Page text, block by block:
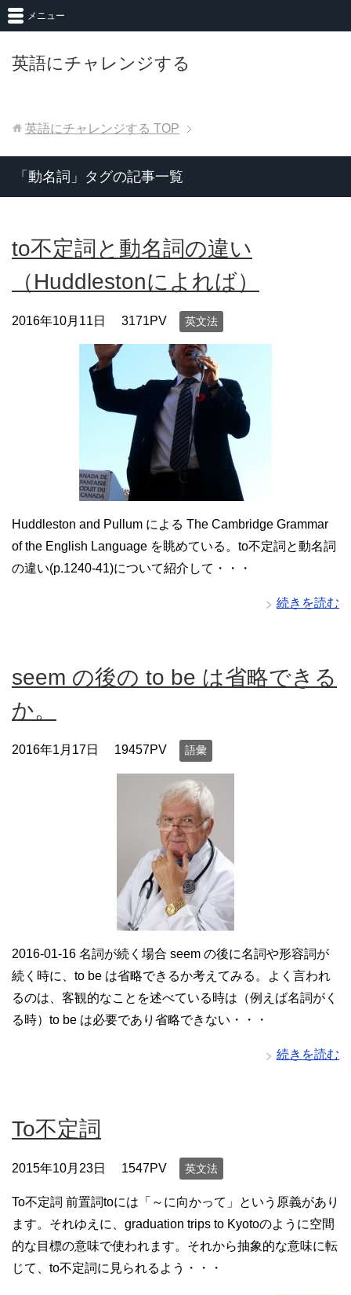
英語にチャレンジする
メニュー
英語にチャレンジする TOP
「動名詞」タグの記事一覧
to不定詞と動名詞の違い
（Huddlestonによれば）
2016年10月11日 3171PV 英文法
Huddleston and Pullum による The Cambridge Grammar
of the English Language を眺めている。to不定詞と動名詞
の違い(p.1240-41)について紹介して・・・
続きを読む
seem の後の to be は省略できる
か。
2016年1月17日 19457PV 語彙
2016-01-16 名詞が続く場合 seem の後に名詞や形容詞が
続く時に、to be は省略できるか考えてみる。よく言われ
るのは、客観的なことを述べている時は（例えば名詞がく
る時）to be は必要であり省略できない・・・
続きを読む
To不定詞
2015年10月23日 1547PV 英文法
To不定詞 前置詞toには「～に向かって」という原義があり
ます。それゆえに、graduation trips to Kyotoのように空間
的な目標の意味で使われます。それから抽象的な意味に転
じて、to不定詞に見られるよう・・・